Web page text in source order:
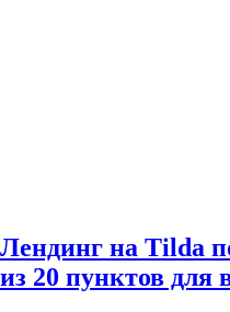
Лендинг на Tilda
из 20 пунктов для